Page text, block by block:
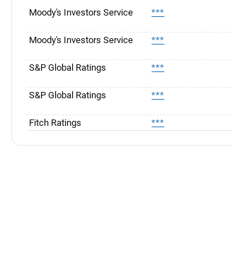
Moody's Investors Service ***
Moody's Investors Service ***
S&P Global Ratings ***
S&P Global Ratings ***
Fitch Ratings ***